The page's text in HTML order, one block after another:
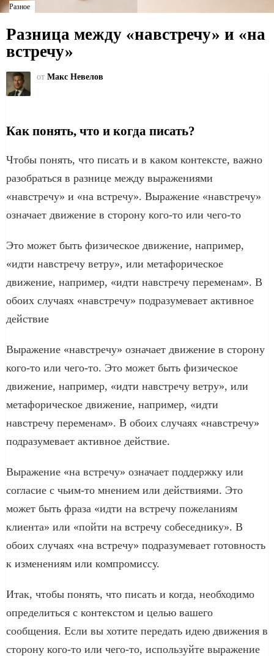
Разное
Разница между «навстречу» и «на
встречу»
от Макс Невелов
Как понять, что и когда писать?
Чтобы понять, что писать и в каком контексте, важно
разобраться в разнице между выражениями
«навстречу» и «на встречу». Выражение «навстречу»
означает движение в сторону кого-то или чего-то
Это может быть физическое движение, например,
«идти навстречу ветру», или метафорическое
движение, например, «идти навстречу переменам». В
обоих случаях «навстречу» подразумевает активное
действие
Выражение «навстречу» означает движение в сторону
кого-то или чего-то. Это может быть физическое
движение, например, «идти навстречу ветру», или
метафорическое движение, например, «идти
навстречу переменам». В обоих случаях «навстречу»
подразумевает активное действие.
Выражение «на встречу» означает поддержку или
согласие с чьим-то мнением или действиями. Это
может быть фраза «идти на встречу пожеланиям
клиента» или «пойти на встречу собеседнику». В
обоих случаях «на встречу» подразумевает готовность
к изменениям или компромиссу.
Итак, чтобы понять, что писать и когда, необходимо
определиться с контекстом и целью вашего
сообщения. Если вы хотите передать идею движения в
сторону кого-то или чего-то, используйте выражение